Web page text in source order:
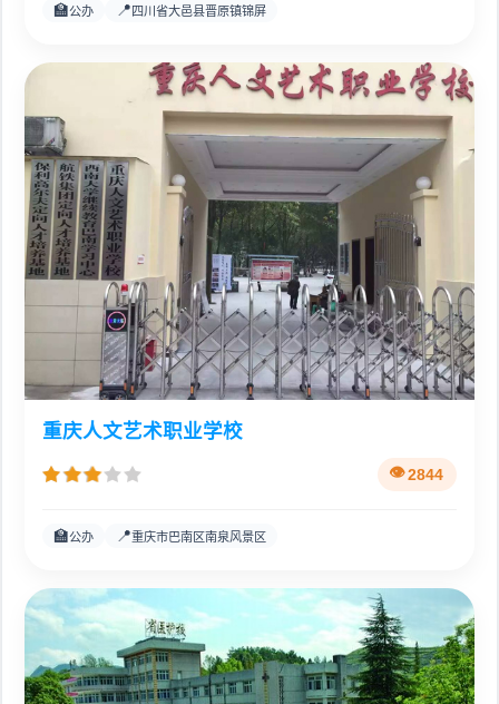
🏫公办 📍四川省大邑县晋原镇锦屏
重庆人文艺术职业学校
2844
🏫公办 📍重庆市巴南区南泉风景区